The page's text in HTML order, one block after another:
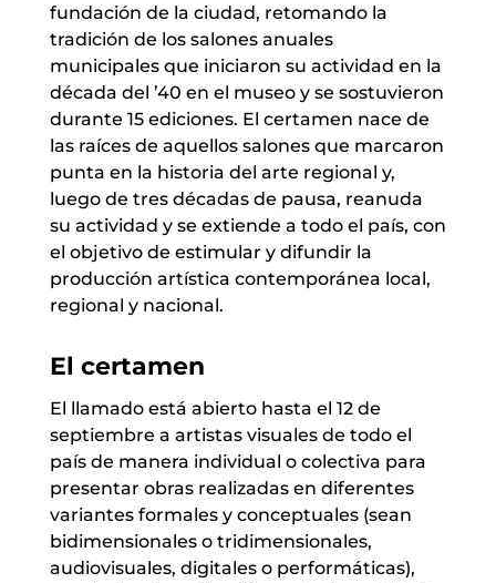
fundación de la ciudad, retomando la
tradición de los salones anuales
municipales que iniciaron su actividad en la
década del ’40 en el museo y se sostuvieron
durante 15 ediciones. El certamen nace de
las raíces de aquellos salones que marcaron
punta en la historia del arte regional y,
luego de tres décadas de pausa, reanuda
su actividad y se extiende a todo el país, con
el objetivo de estimular y difundir la
producción artística contemporánea local,
regional y nacional.
El certamen
El llamado está abierto hasta el 12 de
septiembre a artistas visuales de todo el
país de manera individual o colectiva para
presentar obras realizadas en diferentes
variantes formales y conceptuales (sean
bidimensionales o tridimensionales,
audiovisuales, digitales o performáticas),